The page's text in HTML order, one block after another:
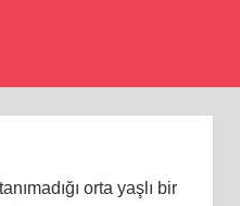
orta yaşlı bir